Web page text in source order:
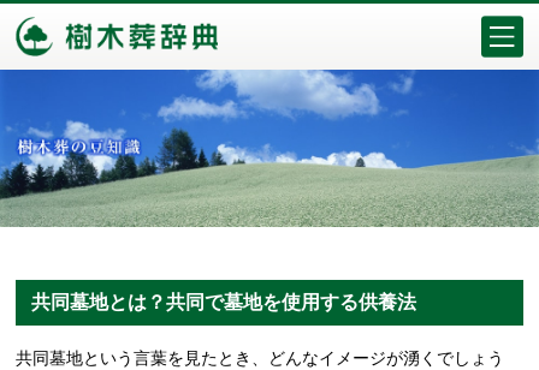
共同墓地とは？共同で墓地を使用する供養法
共同墓地という言葉を見たとき、どんなイメージが湧くでしょう